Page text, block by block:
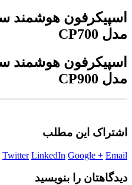
اسپیکرفون هوشمند
مدل CP700
اسپیکرفون هوشمند
مدل CP900
اشتراک این مطلب
Twitter LinkedIn Google + Email
دیدگاهتان را بنویسید